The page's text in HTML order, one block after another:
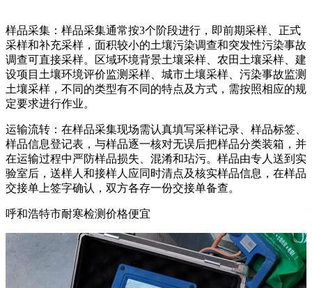
样品采集：样品采集通常按3个阶段进行，即前期采样、正式
采样和补充采样，面积较小的土壤污染调查和突发性污染事故
调查可直接采样。区域环境背景土壤采样、农田土壤采样、建
设项目土壤环境评价监测采样、城市土壤采样、污染事故监测
土壤采样，不同的类型有不同的特点及方式，需按照相应的规
定要求进行作业。
运输流转：在样品采集现场需认真填写采样记录、样品标签、
样品信息登记表，与样品逐一核对无误后把样品分类装箱，并
在运输过程中严防样品损失、混淆和玷污。样品由专人送到实
验室后，送样人和接样人应同时清点及核实样品信息，在样品
交接单上签字确认，双方各存一份交接单备查。
呼和浩特市耐寒检测价格便宜